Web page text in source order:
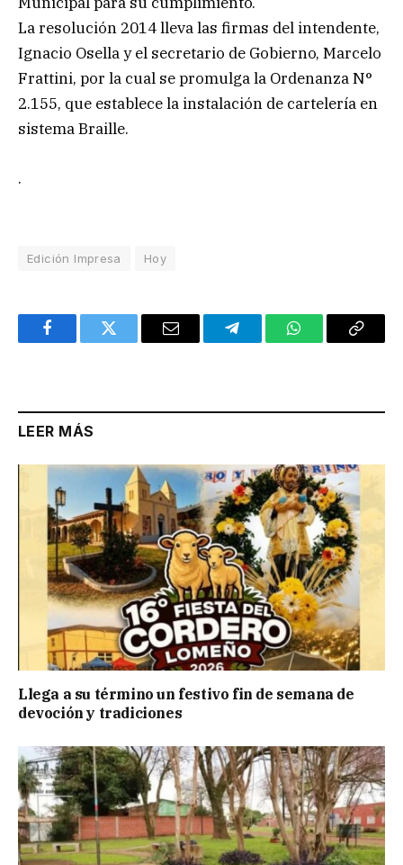
La resolución 2014 lleva las firmas del intendente,
Ignacio Osella y el secretario de Gobierno, Marcelo
Frattini, por la cual se promulga la Ordenanza N°
2.155, que establece la instalación de cartelería en
sistema Braille.
.
Edición Impresa Hoy
FacebookTwitter Email TelegramWhatsAppCopy
LEER MÁS
Llega a su término un festivo fin de semana de
devoción y tradiciones